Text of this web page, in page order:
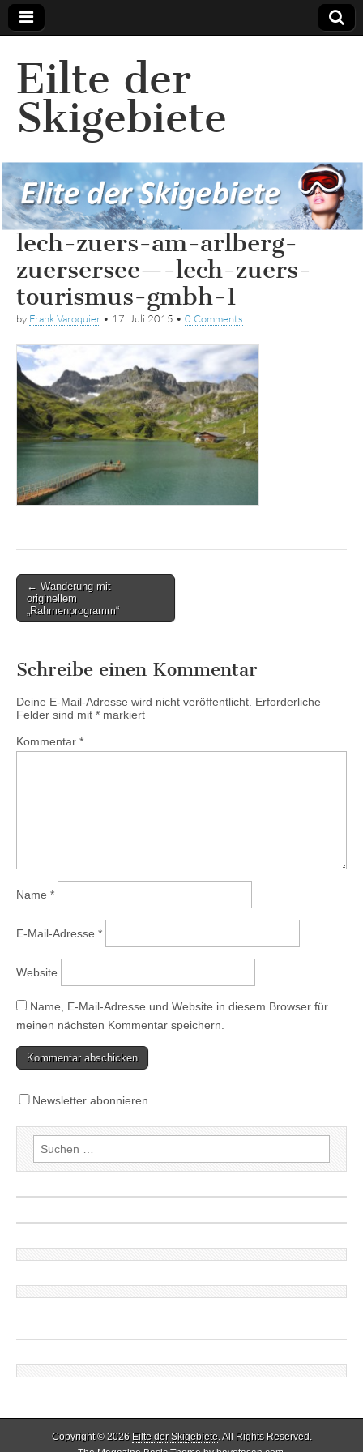
Eilte der
Skigebiete
lech-zuers-am-arlberg-
zuersersee—-lech-zuers-
tourismus-gmbh-1
by Frank Varoquier • 17. Juli 2015 • 0 Comments
Post
navigation
← Wanderung mit
originellem
„Rahmenprogramm“
Schreibe einen Kommentar
Deine E-Mail-Adresse wird nicht veröffentlicht. Erforderliche
Felder sind mit * markiert
Kommentar *
Name *
E-Mail-Adresse *
Website
Name, E-Mail-Adresse und Website in diesem Browser für
meinen nächsten Kommentar speichern.
Newsletter abonnieren
Suchen
nach:
Copyright © 2026 Eilte der Skigebiete. All Rights Reserved.